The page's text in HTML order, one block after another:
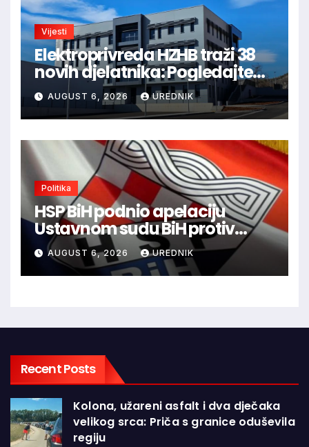
Vijesti
Elektroprivreda HZHB traži 38
novih djelatnika: Pogledajte
otvorena radna mjesta po
gradovima
AUGUST 6, 2026 UREDNIK
Politika
HSP BiH podnio apelaciju
Ustavnom sudu BiH protiv
ovjere kandidature Slavena
Kovačevića
AUGUST 6, 2026 UREDNIK
Recent Posts
Kolona, užareni asfalt i dva dječaka
velikog srca: Priča s granice oduševila
regiju